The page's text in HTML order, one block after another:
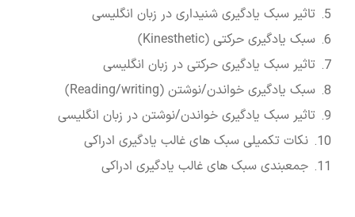
تاثیر سبک یادگیری شنیداری در زبان انگلیسی
سبک یادگیری حرکتی (Kinesthetic)
تاثیر سبک یادگیری حرکتی در زبان انگلیسی
سبک یادگیری خواندن/نوشتن (Reading/writing)
تاثیر سبک یادگیری خواندن/نوشتن در زبان انگلیسی
نکات تکمیلی سبک های غالب یادگیری ادراکی
جمعبندی سبک های غالب یادگیری ادراکی